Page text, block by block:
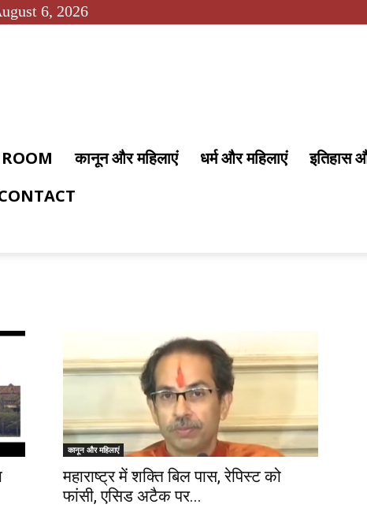
6, 2026
कानून और महिलाएं धर्म और महिलाएं इतिहास
कानून और महिलाएं
महाराष्ट्र में शक्ति बिल पास, रेपिस्ट को
फांसी, एसिड अटैक पर...